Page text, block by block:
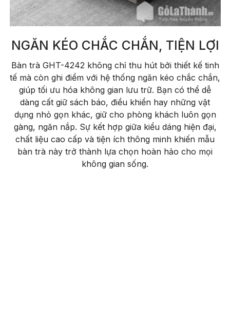
NGĂN KÉO CHẮC CHẮN, TIỆN LỢI
Bàn trà GHT-4242 không chỉ thu hút bởi thiết kế tinh
tế mà còn ghi điểm với hệ thống ngăn kéo chắc chắn,
giúp tối ưu hóa không gian lưu trữ. Bạn có thể dễ
dàng cất giữ sách báo, điều khiển hay những vật
dụng nhỏ gọn khác, giữ cho phòng khách luôn gọn
gàng, ngăn nắp. Sự kết hợp giữa kiểu dáng hiện đại,
chất liệu cao cấp và tiện ích thông minh khiến mẫu
bàn trà này trở thành lựa chọn hoàn hảo cho mọi
không gian sống.